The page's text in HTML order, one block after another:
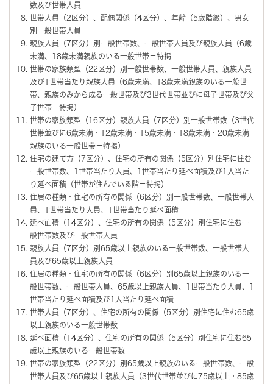
数及び世帯人員
世帯人員（2区分）、配偶関係（4区分）、年齢（5歳階級）、男女
別一般世帯人員
親族人員（7区分）別一般世帯数、一般世帯人員及び親族人員（6歳
未満、18歳未満親族のいる一般世帯－特掲
世帯の家族類型（22区分）別一般世帯数、一般世帯人員、親族人員
及び1世帯当たり親族人員（6歳未満、18歳未満親族のいる一般世
帯、親族のみから成る一般世帯及び3世代世帯並びに母子世帯及び父
子世帯－特掲）
世帯の家族類型（16区分）親族人員（7区分）別一般世帯数（3世代
世帯並びに6歳未満・12歳未満・15歳未満・18歳未満・20歳未満
親族のいる一般世帯－特掲）
住宅の建て方（7区分）、住宅の所有の関係（5区分）別住宅に住む
一般世帯数、1世帯当たり人員、1世帯当たり延べ面積及び1人当た
り延べ面積（世帯が住んでいる階－特掲）
住居の種類・住宅の所有の関係（6区分）別一般世帯数、一般世帯人
員、1世帯当たり人員、1世帯当たり延べ面積
延べ面積（14区分）、住宅の所有の関係（5区分）別住宅に住む一
般世帯数及び一般世帯人員
親族人員（7区分）別65歳以上親族のいる一般世帯数、一般世帯人
員及び65歳以上親族人員
住居の種類・住宅の所有の関係（6区分）別65歳以上親族のいる一
般世帯数、一般世帯人員、65歳以上親族人員、1世帯当たり人員、1
世帯当たり延べ面積及び1人当たり延べ面積
世帯人員（7区分）、住宅の所有の関係（5区分）別住宅に住む65歳
以上親族のいる一般世帯数
延べ面積（14区分）、住宅の所有の関係（5区分）別住宅に住む65
歳以上親族のいる一般世帯数
世帯の家族類型（22区分）別65歳以上親族のいる一般世帯数、一般
世帯人員及び65歳以上親族人員（3世代世帯並びに75歳以上・85歳